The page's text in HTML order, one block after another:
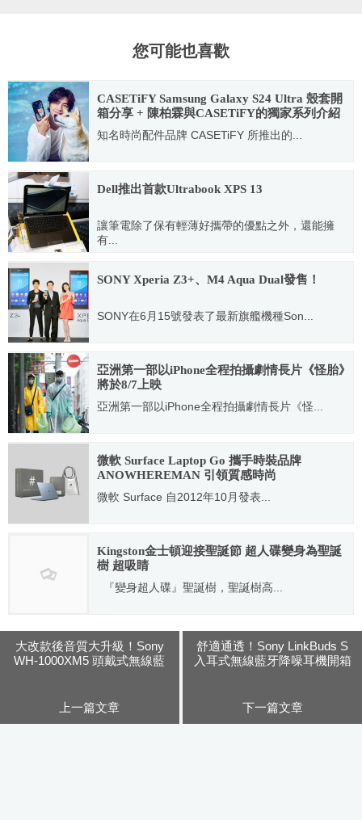
您可能也喜歡
CASETiFY Samsung Galaxy S24 Ultra 殼套開
箱分享 + 陳柏霖與CASETiFY的獨家系列介紹
知名時尚配件品牌 CASETiFY 所推出的...
2024.03.12
Dell推出首款Ultrabook XPS 13
讓筆電除了保有輕薄好攜帶的優點之外，還能擁
有...
2012.03.14
SONY Xperia Z3+、M4 Aqua Dual發售！
SONY在6月15號發表了最新旗艦機種Son...
2015.06.17
亞洲第一部以iPhone全程拍攝劇情長片《怪胎》
將於8/7上映
亞洲第一部以iPhone全程拍攝劇情長片《怪...
2020.05.29
微軟 Surface Laptop Go 攜手時裝品牌
ANOWHEREMAN 引領質感時尚
微軟 Surface 自2012年10月發表...
Kingston金士頓迎接聖誕節 超人碟變身為聖誕
樹 超吸睛
『變身超人碟』聖誕樹，聖誕樹高...
大改款後音質大升級！Sony
WH-1000XM5 頭戴式無線藍
上一篇文章
舒適通透！Sony LinkBuds S
入耳式無線藍牙降噪耳機開箱
下一篇文章